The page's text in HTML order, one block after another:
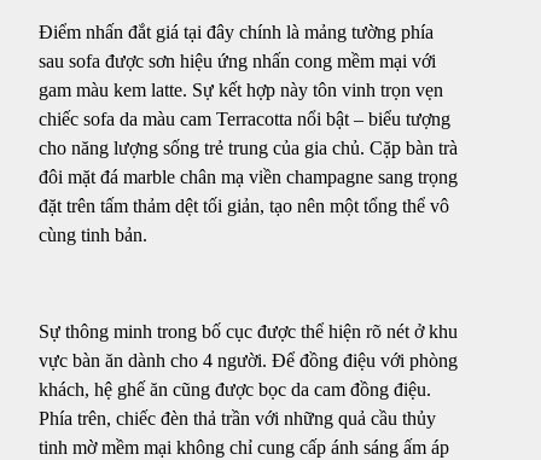
Điểm nhấn đắt giá tại đây chính là mảng tường phía
sau sofa được sơn hiệu ứng nhấn cong mềm mại với
gam màu kem latte. Sự kết hợp này tôn vinh trọn vẹn
chiếc sofa da màu cam Terracotta nổi bật – biểu tượng
cho năng lượng sống trẻ trung của gia chủ. Cặp bàn trà
đôi mặt đá marble chân mạ viền champagne sang trọng
đặt trên tấm thảm dệt tối giản, tạo nên một tổng thể vô
cùng tinh bản.
Sự thông minh trong bố cục được thể hiện rõ nét ở khu
vực bàn ăn dành cho 4 người. Để đồng điệu với phòng
khách, hệ ghế ăn cũng được bọc da cam đồng điệu.
Phía trên, chiếc đèn thả trần với những quả cầu thủy
tinh mờ mềm mại không chỉ cung cấp ánh sáng ấm áp